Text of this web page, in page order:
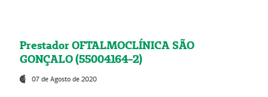
Prestador OFTALMOCLÍNICA SÃO
GONÇALO (55004164-2)
07 de Agosto de 2020